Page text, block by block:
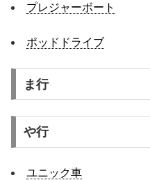
プレジャーボート
ポッドドライブ
ま行
や行
ユニック車